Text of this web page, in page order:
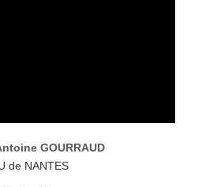
GOURRAUD
de NANTES